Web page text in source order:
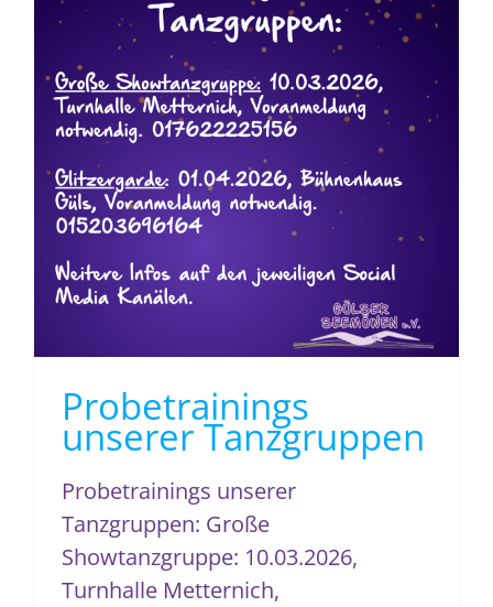
Probetrainings unserer Tanzgruppen
Probetrainings
unserer Tanzgruppen
Probetrainings unserer
Tanzgruppen: Große
Showtanzgruppe: 10.03.2026,
Turnhalle Metternich,